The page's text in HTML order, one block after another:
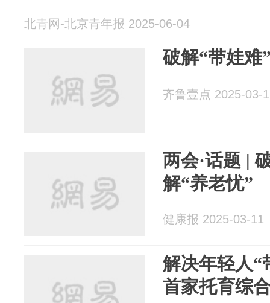
北青网-北京青年报 2025-06-04
破解“带娃难
齐鲁壹点 2025-03-
两会·话题 |
解“养老忧”
健康报 2025-03-11
解决年轻人“
首家托育综